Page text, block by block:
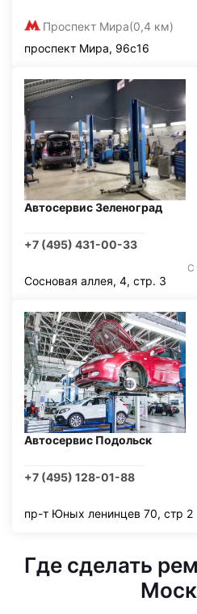
Проспект Мира(0,4 км)
проспект Мира, 96с16
Автосервис Зеленоград
+7 (495) 431-00-33
С
Сосновая аллея, 4, стр. 3
Автосервис Подольск
+7 (495) 128-01-88
пр-т Юных ленинцев 70, стр 2
Где сделать